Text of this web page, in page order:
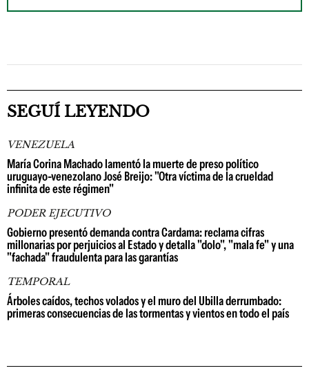
SEGUÍ LEYENDO
VENEZUELA
María Corina Machado lamentó la muerte de preso político
uruguayo-venezolano José Breijo: "Otra víctima de la crueldad
infinita de este régimen"
PODER EJECUTIVO
Gobierno presentó demanda contra Cardama: reclama cifras
millonarias por perjuicios al Estado y detalla "dolo", "mala fe" y una
"fachada" fraudulenta para las garantías
TEMPORAL
Árboles caídos, techos volados y el muro del Ubilla derrumbado:
primeras consecuencias de las tormentas y vientos en todo el país